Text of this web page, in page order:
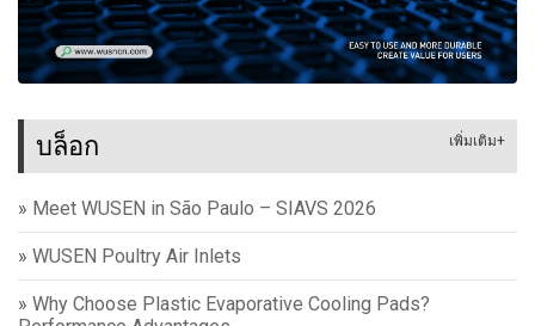
บล็อก เพิ่มเติม+
» Meet WUSEN in São Paulo – SIAVS 2026
» WUSEN Poultry Air Inlets
» Why Choose Plastic Evaporative Cooling Pads?